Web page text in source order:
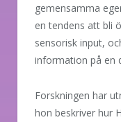
gemensamma
en tendens att bli
sensorisk input,
information på en
Forskningen har
hon beskriver hur